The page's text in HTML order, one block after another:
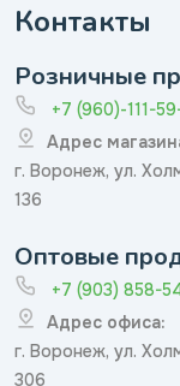
Контакты
Розничные
+7 (960)-111-
Адрес
г. Воронеж, ул.
136
Оптовые
+7 (903) 858-
Адрес офиса:
г. Воронеж, ул.
306